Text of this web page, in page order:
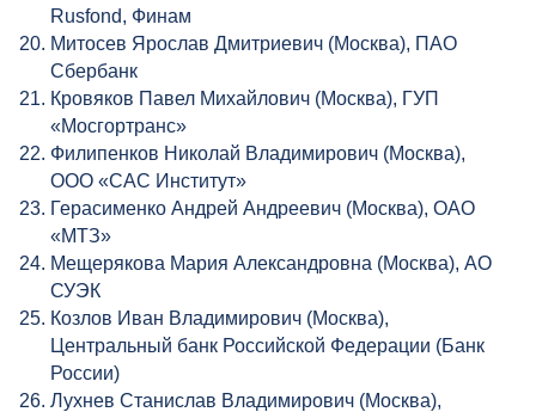
Rusfond, Финам
Митосев Ярослав Дмитриевич (Москва), ПАО
Сбербанк
Кровяков Павел Михайлович (Москва), ГУП
«Мосгортранс»
Филипенков Николай Владимирович (Москва),
ООО «САС Институт»
Герасименко Андрей Андреевич (Москва), ОАО
«МТЗ»
Мещерякова Мария Александровна (Москва), АО
СУЭК
Козлов Иван Владимирович (Москва),
Центральный банк Российской Федерации (Банк
России)
Лухнев Станислав Владимирович (Москва),